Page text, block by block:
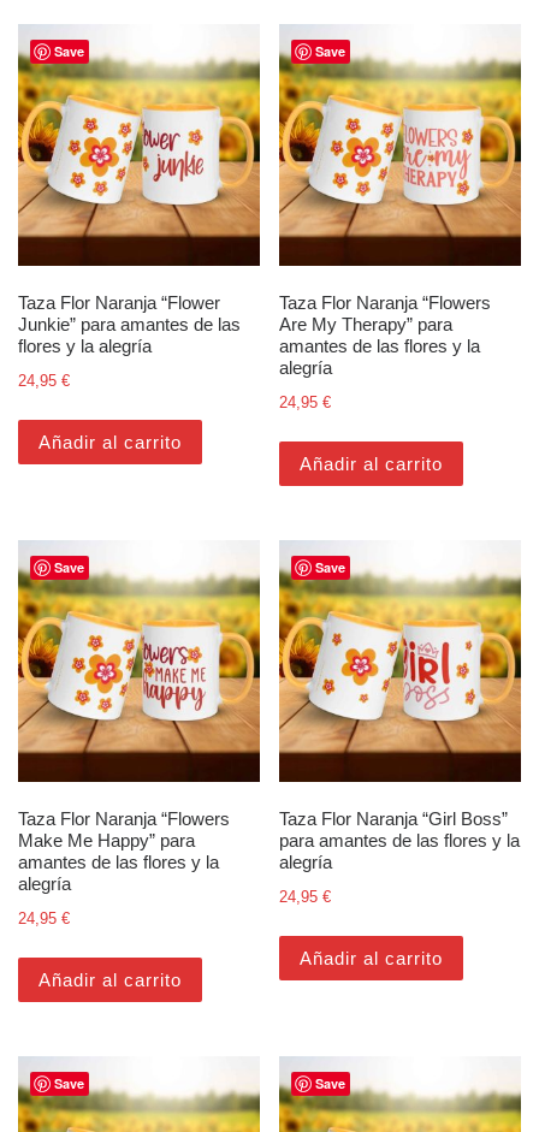
Save
Taza Flor Naranja “Flower
Junkie” para amantes de las
flores y la alegría
24,95 €
Añadir al carrito
Save
Taza Flor Naranja “Flowers
Are My Therapy” para
amantes de las flores y la
alegría
24,95€
Añadir al carrito
Save
Taza Flor Naranja “Flowers
Make Me Happy” para
amantes de las flores y la
alegría
24,95 €
Añadir al carrito
Save
Taza Flor Naranja “Girl Boss”
para amantes de las flores y la
alegría
24,95€
Añadir al carrito
Save Save